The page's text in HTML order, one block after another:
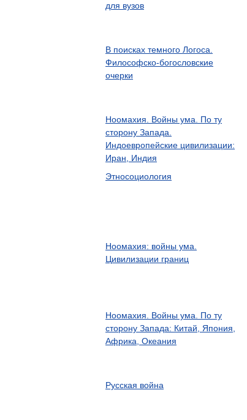
для вузов
В поисках темного Логоса.
Философско-богословские
очерки
Ноомахия. Войны ума. По ту
сторону Запада.
Индоевропейские цивилизации:
Иран, Индия
Этносоциология
Ноомахия: войны ума.
Цивилизации границ
Ноомахия. Войны ума. По ту
сторону Запада: Китай, Япония,
Африка, Океания
Русская война